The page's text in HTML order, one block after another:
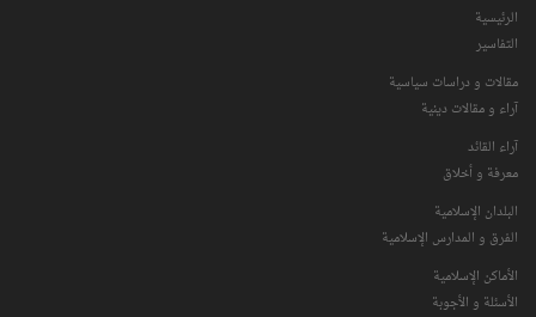
الرئيسية
التفاسیر
مقالات و دراسات سياسية
آراء و مقالات دينية
آراء القائد
معرفة و أخلاق
البلدان الإسلامية
الفرق و المدارس الإسلامية
الأماكن الإسلامية
الأسئلة و الأجوبة